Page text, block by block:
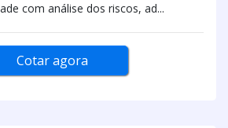
com análise dos riscos, ad...
Cotar agora